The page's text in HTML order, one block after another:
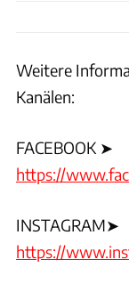
Weitere
Kanälen:
FACEBOOK ➤
https://
INSTAGRAM➤
https://